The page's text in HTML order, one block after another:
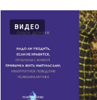
ВИДЕО